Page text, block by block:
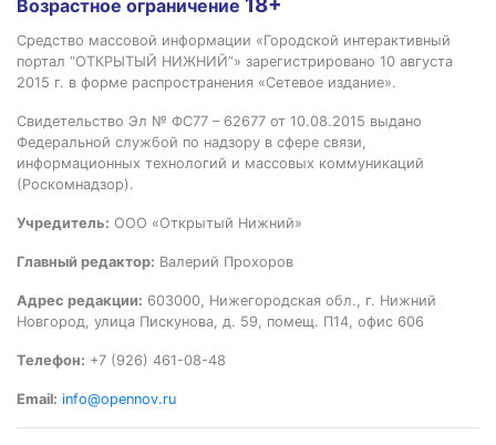
Возрастное ограничение
Средство массовой информации «Городской интерактивный
портал “ОТКРЫТЫЙ НИЖНИЙ”» зарегистрировано 10 августа
2015 г. в форме распространения «Сетевое издание».
Свидетельство Эл № ФС77 – 62677 от 10.08.2015 выдано
Федеральной службой по надзору в сфере связи,
информационных технологий и массовых коммуникаций
(Роскомнадзор).
Учредитель: ООО «Открытый Нижний»
Главный редактор: Валерий Прохоров
Адрес редакции: 603000, Нижегородская обл., г. Нижний
Новгород, улица Пискунова, д. 59, помещ. П14, офис 606
Телефон: +7 (926) 461-08-48
Email: info@opennov.ru